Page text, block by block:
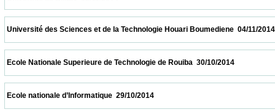
Université des Sciences et de la Technologie Houari
Ecole Nationale Superieure de Technologie de Rouiba  30/10/
Ecole nationale d’Informatique  29/10/2014